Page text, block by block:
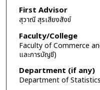
First Advisor
สุวาณี สุรเสียงสังข์
Faculty/College
Faculty of Commerce
และการบัญชี)
Department (if any)
Department of Statistics